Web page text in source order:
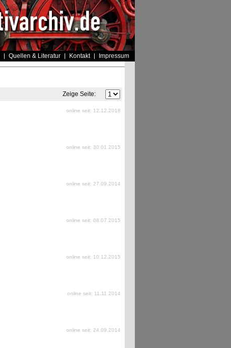
Quellen & Literatur Kontakt Impressum
Zeige Seite:
online seit: 12.12.2018
online seit: 30.01.2015
online seit: 27.09.2014
online seit: 08.07.2015
online seit: 10.12.2015
online seit: 11.11.2014
online seit: 24.09.2014